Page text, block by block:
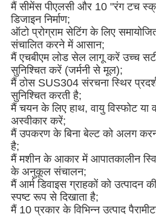
मैं सीमेंस पीएलसी और 10 "रंग टच
डिजाइन निर्माण;
ऑटो प्रोग्राम सेटिंग के लिए
संचालित करने में आसान;
मैं एचबीएम लोड सेल लागू करें उच्च
सुनिश्चित करें (जर्मनी से मूल);
मैं ठोस SUS304 संरचना स्थिर
सुनिश्चित करती है;
मैं चयन के लिए हाथ, वायु विस्फोट या
अस्वीकार करें;
मैं उपकरण के बिना बेल्ट को अलग
है;
मैं मशीन के आकार में आपातकालीन
के अनुकूल संचालन;
मैं आर्म डिवाइस ग्राहकों को उत्पादन
स्पष्ट रूप से दिखाता है;
मैं 10 प्रकार के विभिन्न उत्पाद